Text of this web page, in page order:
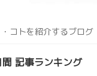
コトを紹介するブログ
間 記事ランキング